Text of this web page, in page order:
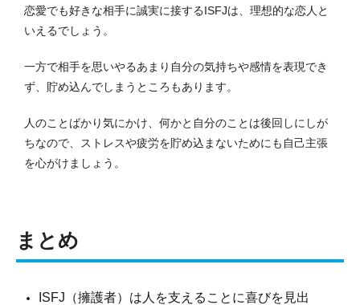
恋愛でも好きな相手に誠実に接するISFJは、理想的な恋人と
いえるでしょう。
一方で相手を思いやるあまり自分の気持ちや感情を表現でき
ず、貯め込んでしまうところもあります。
人のことばかり気にかけ、何かと自分のことは後回しにしが
ちなので、ストレスや疲労を貯め込まないためにも自己主張
を心がけましょう。
まとめ
ISFJ（擁護者）は人を支えることに喜びを見出